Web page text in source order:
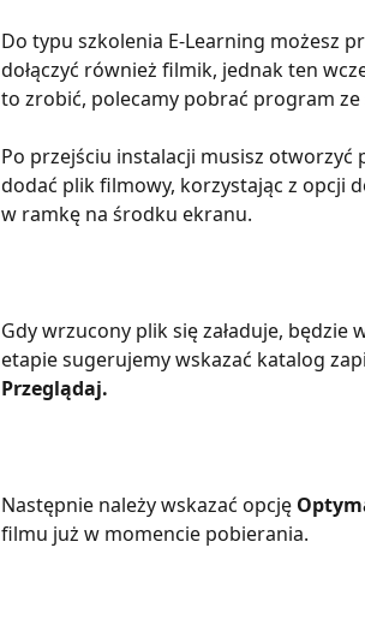
Do typu szkolenia E-Learning możesz
dołączyć również filmik, jednak ten
to zrobić, polecamy pobrać program
Po przejściu instalacji musisz
dodać plik filmowy, korzystając z opcji
w ramkę na środku ekranu.
Gdy wrzucony plik się załaduje,
etapie sugerujemy wskazać katalog
Przeglądaj.
Następnie należy wskazać opcję
filmu już w momencie pobierania.